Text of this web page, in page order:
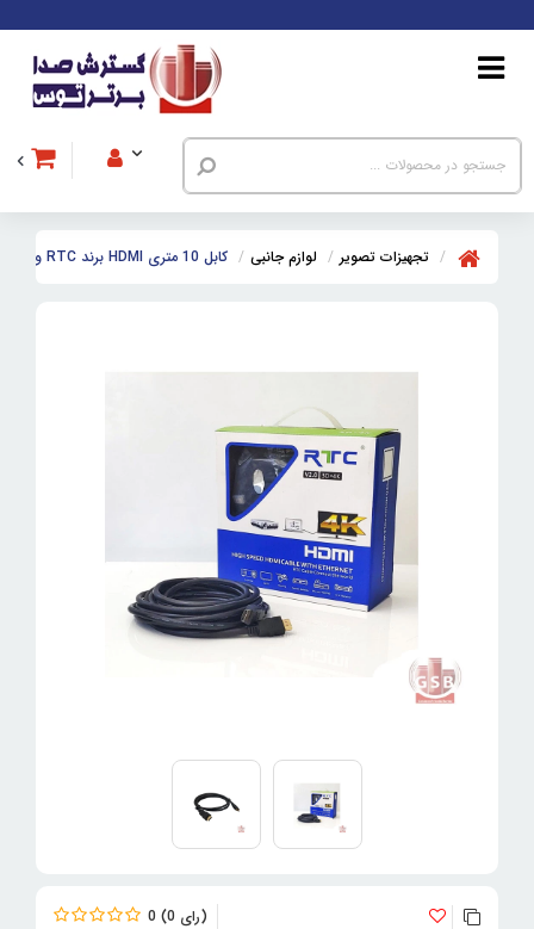
تجهیزات تصویر لوازم جانبی کابل 10 متری HDMI برند RTC ورژن 2.0 رزولوشن 4K
0 0